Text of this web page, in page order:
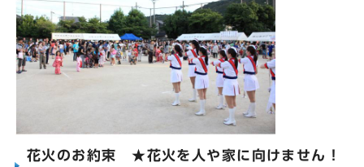
花火のお約束 ★花火を人や家に向けません！